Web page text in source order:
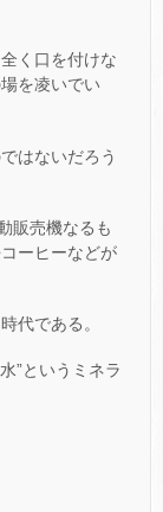
く口を付けな
を凌いでい
はないだろう
販売機なるも
ーヒーなどが
代である。
”というミネラ